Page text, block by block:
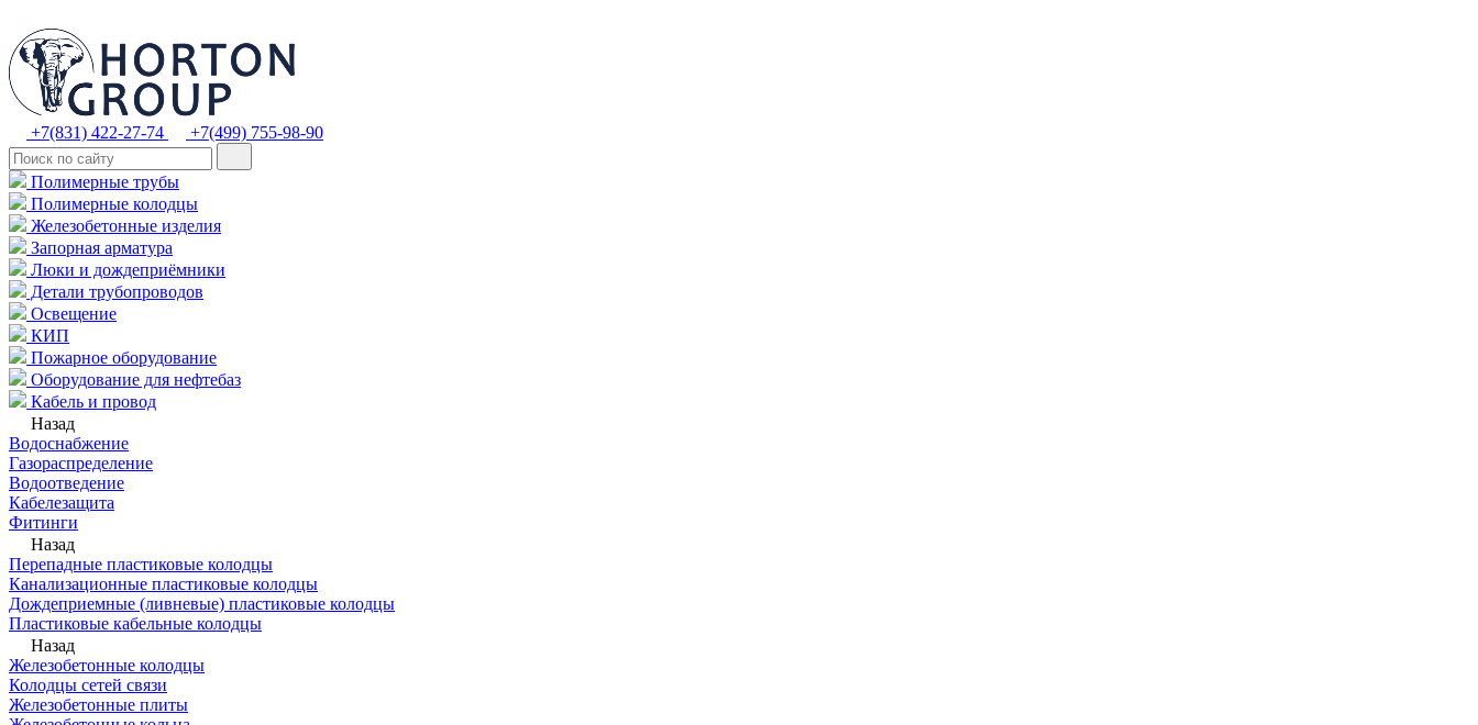
+7(831) 422-27-74 +7(499) 755-98-90
Полимерные трубы
Полимерные колодцы
Железобетонные изделия
Запорная арматура
Люки и дождеприёмники
Детали трубопроводов
Освещение
КИП
Пожарное оборудование
Оборудование для нефтебаз
Кабель и провод
Назад
Водоснабжение
Газораспределение
Водоотведение
Кабелезащита
Фитинги
Назад
Перепадные пластиковые колодцы
Канализационные пластиковые колодцы
Дождеприемные (ливневые) пластиковые колодцы
Пластиковые кабельные колодцы
Назад
Железобетонные колодцы
Колодцы сетей связи
Железобетонные плиты